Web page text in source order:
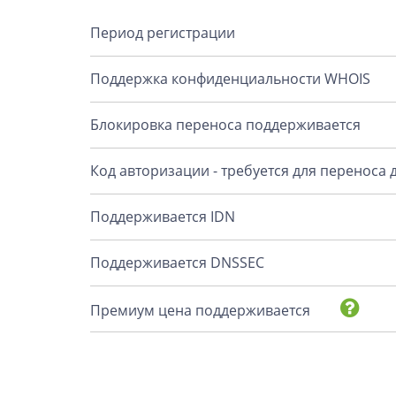
Период регистрации
Поддержка конфиденциальности WHOIS
Блокировка переноса поддерживается
Код авторизации - требуется для переноса
Поддерживается IDN
Поддерживается DNSSEC
Премиум цена поддерживается